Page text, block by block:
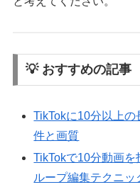
💡 おすすめの記事
TikTokに10分以上
件と画質
TikTokで10分動画
ループ編集テクニッ